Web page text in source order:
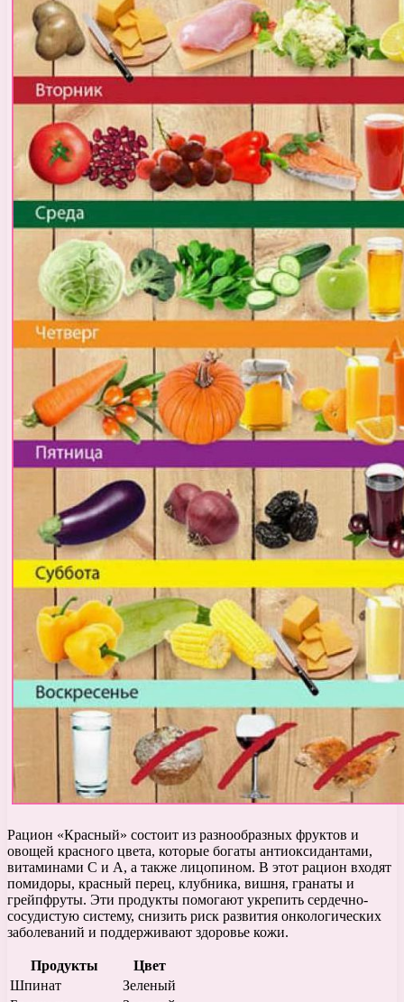
Рацион «Красный» состоит из разнообразных фруктов и
овощей красного цвета, которые богаты антиоксидантами,
витаминами С и А, а также лицопином. В этот рацион входят
помидоры, красный перец, клубника, вишня, гранаты и
грейпфруты. Эти продукты помогают укрепить сердечно-
сосудистую систему, снизить риск развития онкологических
заболеваний и поддерживают здоровье кожи.
Продукты
Цвет
Шпинат
Зеленый